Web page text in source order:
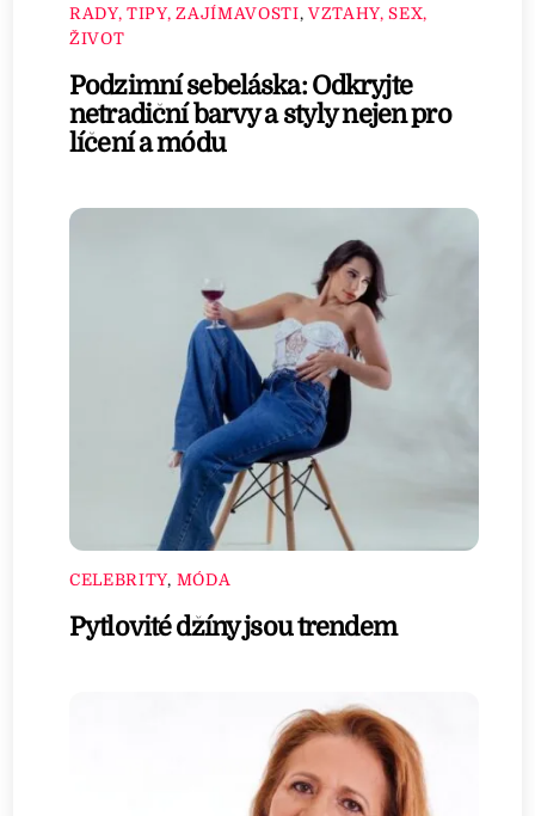
RADY, TIPY, ZAJÍMAVOSTI, VZTAHY, SEX,
ŽIVOT
Podzimní sebeláska: Odkryjte
netradiční barvy a styly nejen pro
líčení a módu
CELEBRITY, MÓDA
Pytlovité džíny jsou trendem